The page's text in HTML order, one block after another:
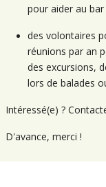
pour aider au
des volontaires
réunions par an
des excursions,
lors de balades
Intéressé(e) ?
D'avance, merci !